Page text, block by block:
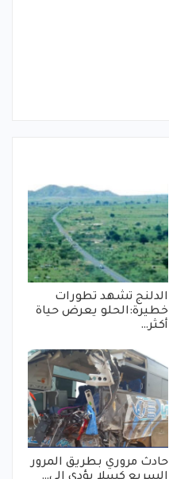
الدلنج تشهد تطورات
خطيرة:الحلو يعرض حياة
أكثر…
حادث مروري بطريق المرور